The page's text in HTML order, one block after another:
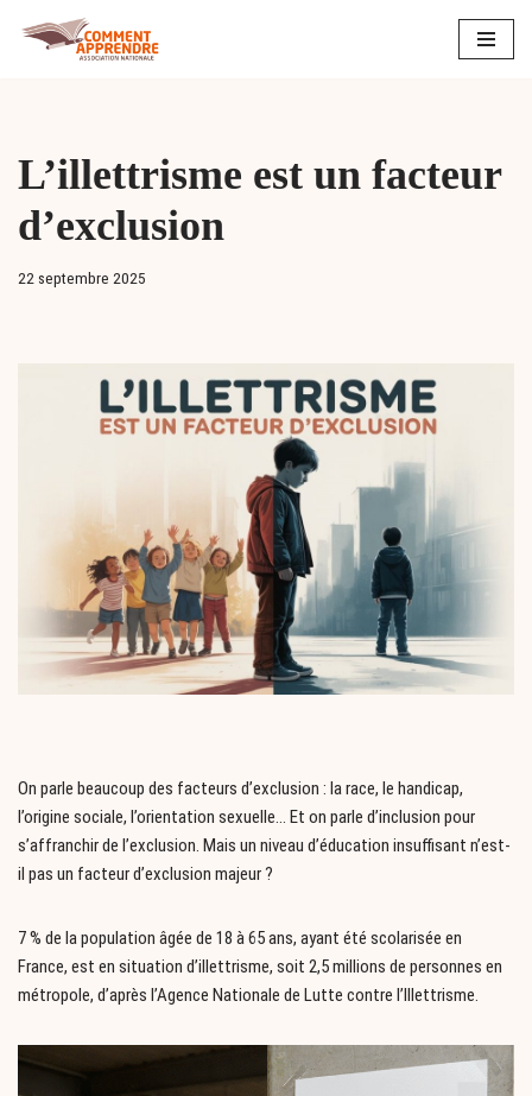
L’illettrisme est un facteur
d’exclusion
22 septembre 2025
On parle beaucoup des facteurs d’exclusion : la race, le handicap,
l’origine sociale, l’orientation sexuelle… Et on parle d’inclusion pour
s’affranchir de l’exclusion. Mais un niveau d’éducation insuffisant n’est-
il pas un facteur d’exclusion majeur ?
7 % de la population âgée de 18 à 65 ans, ayant été scolarisée en
France, est en situation d’illettrisme, soit 2,5 millions de personnes en
métropole, d’après l’Agence Nationale de Lutte contre l’Illettrisme.